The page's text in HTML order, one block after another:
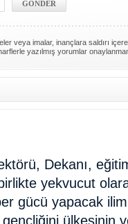
veya imalar, inançlara saldırı
yazılmış yorumlar
Dekanı,
yekvucut
gücü yapacak
ülkesinin